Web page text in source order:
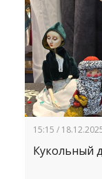
15:15 /
Кукольный